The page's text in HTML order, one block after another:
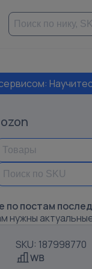
по постам
нужны
SKU: 187998770